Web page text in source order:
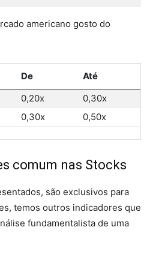
americano gosto do
De
Até
0,20x
0,30x
0,30x 0,50x
comum nas Stocks
são exclusivos para
temos outros indicadores que
fundamentalista de uma